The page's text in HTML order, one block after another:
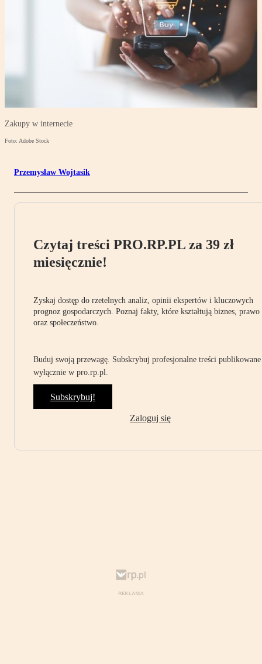
Zakupy w internecie
Foto: Adobe Stock
Przemysław Wojtasik
Czytaj treści PRO.RP.PL za 39 zł
miesięcznie!
Zyskaj dostęp do rzetelnych analiz, opinii ekspertów i kluczowych
prognoz gospodarczych. Poznaj fakty, które kształtują biznes, prawo
oraz społeczeństwo.
Buduj swoją przewagę. Subskrybuj profesjonalne treści publikowane
wyłącznie w pro.rp.pl.
Subskrybuj!
Zaloguj się